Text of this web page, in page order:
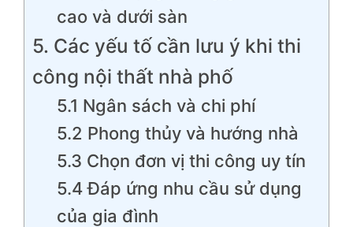
cao và dưới sàn
5. Các yếu tố cần lưu ý khi thi
công nội thất nhà phố
5.1 Ngân sách và chi phí
5.2 Phong thủy và hướng nhà
5.3 Chọn đơn vị thi công uy tín
5.4 Đáp ứng nhu cầu sử dụng
của gia đình